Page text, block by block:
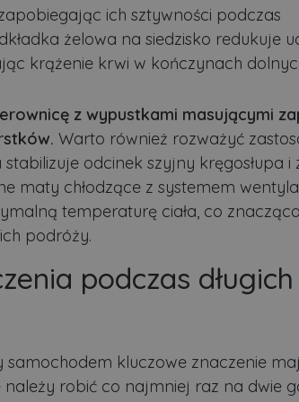
ich sztywności podczas
żelowa na siedzisko redukuje
krążenie krwi w kończynach
z wypustkami masującymi
Warto również rozważyć
odcinek szyjny kręgosłupa i
maty chłodzące z systemem
temperaturę ciała, co
podróży.
podczas długich
samochodem kluczowe znaczenie
robić co najmniej raz na dwie
Okres
przechowywania
Opis
4 minuty 57
sekund
Plik niezbędny do prawidłowego
pliki cookie. Jest to konieczne, aby
Script.com działał poprawnie.
5 miesięcy 4
tygodnie
Ten plik cookie jest używany do
użytkownika i wyboru prywatności dla
Rejestruje dane dotyczące zgody
polityki i ustawienia prywatności,
preferencje zostaną uhonorowane w
3 dni
Cookie generowane przez aplikacje
dobrym przykładem jest utrzymywanie
użytkownika między stronami.
Okres przechowywania
Okres